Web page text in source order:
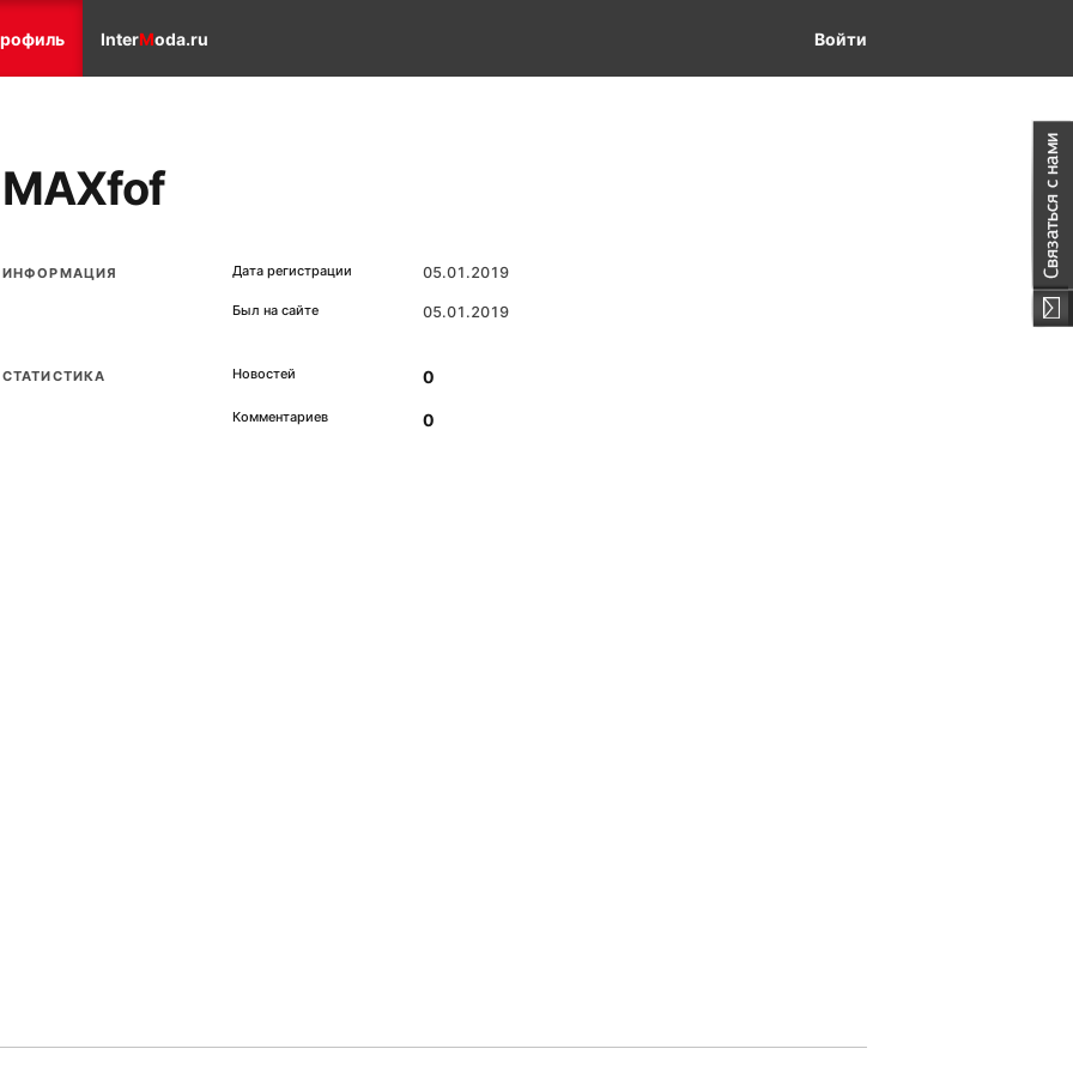
InterModa.ru Войти
MAXfof
ИНФОРМАЦИЯ Дата регистрации 05.01.2019
Был на сайте 05.01.2019
СТАТИСТИКА Новостей 0
Комментариев 0